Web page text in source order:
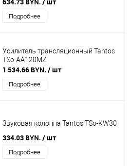
Подробнее
Усилитель трансляционный Tantos
TSo-AA120MZ
1 534.66 BYN. / шт
Подробнее
Звуковая колонна Tantos TSo-KW30
334.03 BYN. / шт
Подробнее